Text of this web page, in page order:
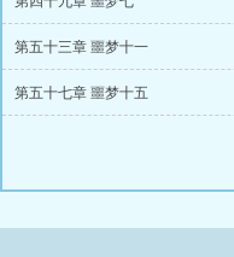
第五十三章 噩梦十一
第五十七章 噩梦十五